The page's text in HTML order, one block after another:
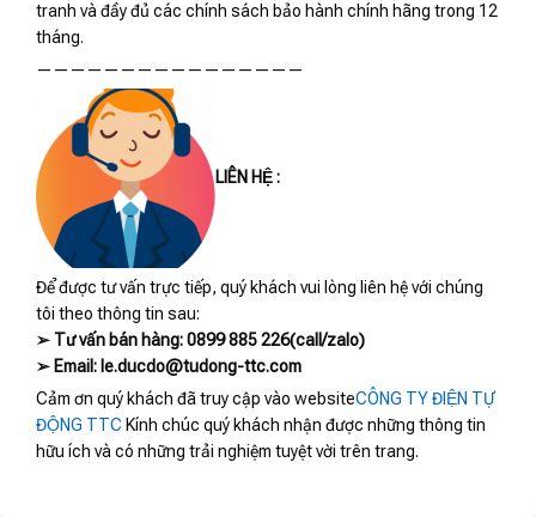
tranh và đầy đủ các chính sách bảo hành chính hãng trong 12
tháng.
————————————————
LIÊN HỆ :
Để được tư vấn trực tiếp, quý khách vui lòng liên hệ với chúng
tôi theo thông tin sau:
➢ Tư vấn bán hàng: 0899 885 226(call/zalo)
➢ Email: le.ducdo@tudong-ttc.com
Cảm ơn quý khách đã truy cập vào websiteCÔNG TY ĐIỆN TỰ
ĐỘNG TTC Kính chúc quý khách nhận được những thông tin
hữu ích và có những trải nghiệm tuyệt vời trên trang.